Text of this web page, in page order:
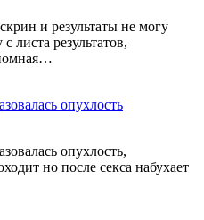
и результаты не могу
листа результатов,
опухлость
опухлость,
но после секса набухает